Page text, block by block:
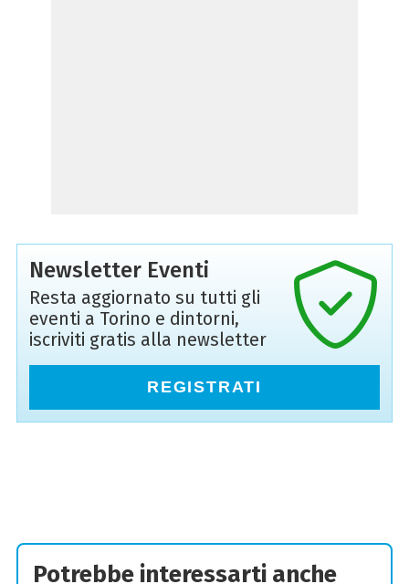
Newsletter Eventi
Resta aggiornato su tutti gli
eventi a Torino e dintorni,
iscriviti gratis alla newsletter
REGISTRATI
Potrebbe interessarti anche